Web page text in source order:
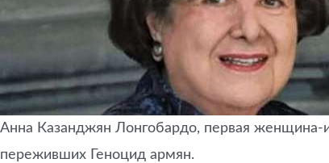
Анна Казанджян Лонгобардо, первая
переживших Геноцид армян.